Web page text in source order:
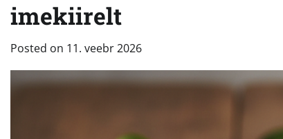
imekiirelt
Posted on 11. veebr 2026